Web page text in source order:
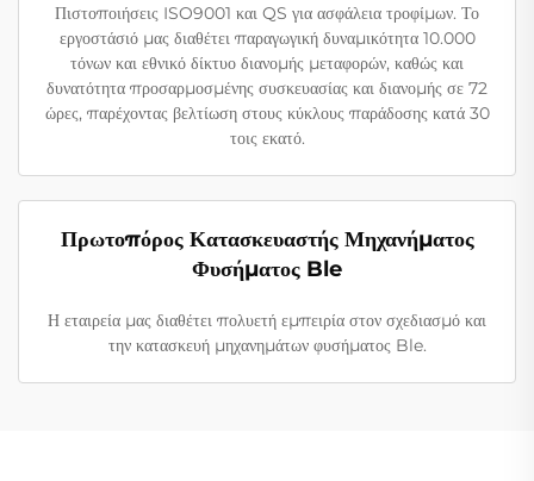
Πιστοποιήσεις ISO9001 και QS για ασφάλεια τροφίμων. Το
εργοστάσιό μας διαθέτει παραγωγική δυναμικότητα 10.000
τόνων και εθνικό δίκτυο διανομής μεταφορών, καθώς και
δυνατότητα προσαρμοσμένης συσκευασίας και διανομής σε 72
ώρες, παρέχοντας βελτίωση στους κύκλους παράδοσης κατά 30
τοις εκατό.
Πρωτοπόρος Κατασκευαστής Μηχανήματος
Φυσήματος Ble
Η εταιρεία μας διαθέτει πολυετή εμπειρία στον σχεδιασμό και
την κατασκευή μηχανημάτων φυσήματος Ble.